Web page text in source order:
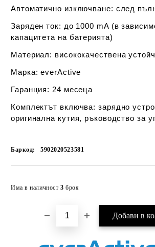
Автоматично изключване: след
Заряден ток: до 1000 mA (в
капацитета на батерията)
Материал: висококачествена
Марка: everActive
Гаранция: 24 месеца
Комплектът включва: зарядно
оригинална кутия, ръководство за
Баркод: 5902020523581
Има в наличност 3 броя